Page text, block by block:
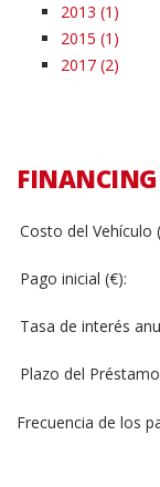
2013 (1)
2015 (1)
2017 (2)
Costo del Vehículo
Pago inicial (€):
Tasa de interés
Plazo del
Frecuencia de los